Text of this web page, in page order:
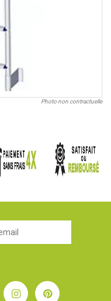
Photo non contractuelle
InstagramPinterest